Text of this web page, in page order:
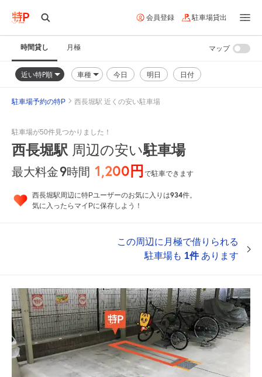
会員登録 駐車場貸出
時間貸し 月極
近い特P順 車種 今日 明日 日付
マップ
駐車場予約の特P 西長堀駅 近くの安い駐車場
駐車場が50件見つかりました！
西長堀駅 周辺の安い駐車場
最大料金9時間 1,200円で駐車できます
西長堀駅周辺に特Pユーザーのお気に入りは934件。
気に入ったらマイPに保存しよう！
この周辺に月極で借りられる
駐車場も 1件あります